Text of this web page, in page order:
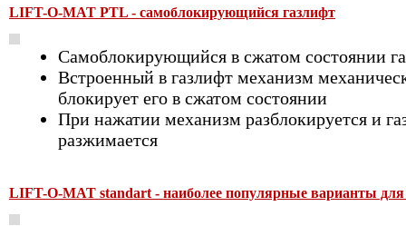
LIFT-O-MAT PTL - самоблокирующийся газлифт
Самоблокирующийся в сжатом состоянии
Встроенный в газлифт механизм
блокирует его в сжатом состоянии
При нажатии механизм разблокируется и
разжимается
LIFT-O-MAT standart - наиболее популярные варианты для